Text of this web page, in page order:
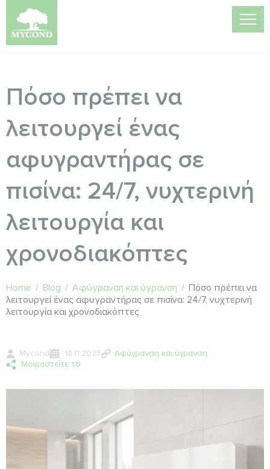
Πόσο πρέπει να
λειτουργεί ένας
αφυγραντήρας σε
πισίνα: 24/7, νυχτερινή
λειτουργία και
χρονοδιακόπτες
Home / Blog / Αφύγρανση και ύγρανση / Πόσο πρέπει να
λειτουργεί ένας αφυγραντήρας σε πισίνα: 24/7, νυχτερινή
λειτουργία και χρονοδιακόπτες
Mycond 18.11.2025
Αφύγρανση και ύγρανση
Μοιραστείτε το